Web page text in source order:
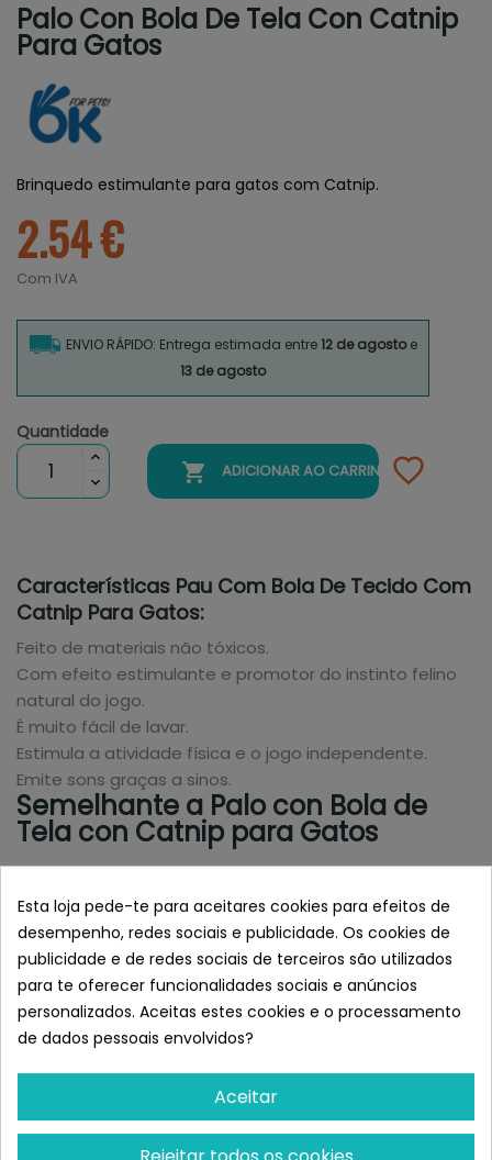
Palo Con Bola De Tela Con Catnip
Para Gatos
Brinquedo estimulante para gatos com Catnip.
2.54 €
Com IVA
ENVIO RÁPIDO: Entrega estimada entre12 de agostoe
13 de agosto
Quantidade
 ADICIONAR AO CARRINHO
Características Pau Com Bola De Tecido Com
Catnip Para Gatos:
Feito de materiais não tóxicos.
Com efeito estimulante e promotor do instinto felino
natural do jogo.
É muito fácil de lavar.
Estimula a atividade física e o jogo independente.
Emite sons graças a sinos.
Semelhante a Palo con Bola de
Tela con Catnip para Gatos
GLORIA
Gloria Gaudi Caña Con
KONG
KONG Teaser Jelly Fish
Esta loja pede-te para aceitares cookies para efeitos de
desempenho, redes sociais e publicidade. Os cookies de
publicidade e de redes sociais de terceiros são utilizados
para te oferecer funcionalidades sociais e anúncios
personalizados. Aceitas estes cookies e o processamento
de dados pessoais envolvidos?
Aceitar